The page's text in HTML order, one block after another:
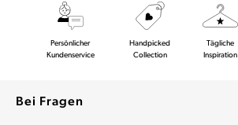
Persönlicher
Kundenservice
Handpicked
Collection
Tägliche
Inspiration
Bei Fragen